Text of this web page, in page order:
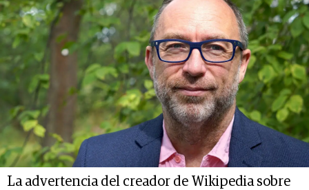
La advertencia del creador de Wikipedia sobre